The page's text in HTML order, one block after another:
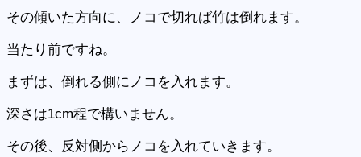
その傾いた方向に、ノコで切れば竹は倒れます。
当たり前ですね。
まずは、倒れる側にノコを入れます。
深さは1cm程で構いません。
その後、反対側からノコを入れていきます。